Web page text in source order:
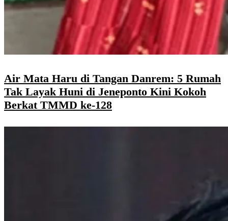
Air Mata Haru di Tangan Danrem: 5 Rumah
Tak Layak Huni di Jeneponto Kini Kokoh
Berkat TMMD ke-128